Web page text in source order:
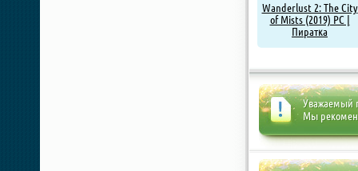
Wanderlust 2: The City
of Mists (2019) PC |
Пиратка
Уважаемый
Мы